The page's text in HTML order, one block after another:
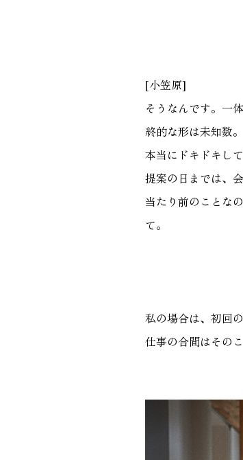
[小笠原]
そうなんです。一
終的な形は未知数。
本当にドキドキし
提案の日までは、
当たり前のことな
て。
私の場合は、初回
仕事の合間はその